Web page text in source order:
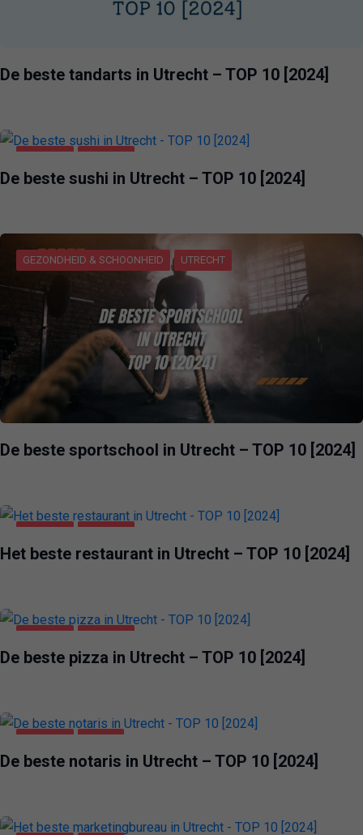
De beste tandarts in Utrecht – TOP 10 [2024]
De beste sushi in Utrecht – TOP 10 [2024]
GEZONDHEID & SCHOONHEID UTRECHT
De beste sportschool in Utrecht – TOP 10 [2024]
Het beste restaurant in Utrecht – TOP 10 [2024]
De beste pizza in Utrecht – TOP 10 [2024]
De beste notaris in Utrecht – TOP 10 [2024]